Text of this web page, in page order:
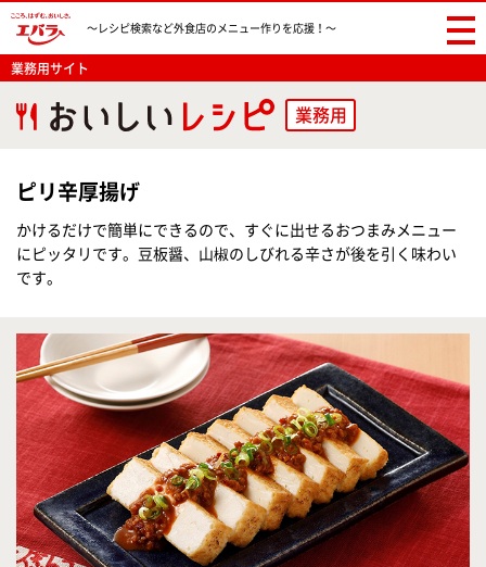
〜レシピ検索など外食店のメニュー作りを応援！〜
業務用サイト
業務用
ピリ辛厚揚げ
かけるだけで簡単にできるので、すぐに出せるおつまみメニュー
にピッタリです。豆板醤、山椒のしびれる辛さが後を引く味わい
です。